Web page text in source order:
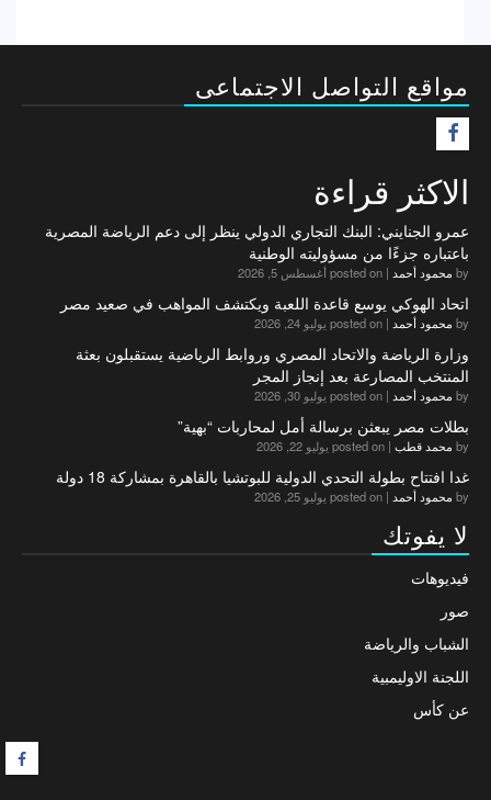
مواقع التواصل الاجتماعى
الاكثر قراءة
عمرو الجنايني: البنك التجاري الدولي ينظر إلى دعم الرياضة المصرية
باعتباره جزءًا من مسؤوليته الوطنية
by محمود أحمد | posted on أغسطس 5, 2026
اتحاد الهوكي يوسع قاعدة اللعبة ويكتشف المواهب في صعيد مصر
by محمود أحمد | posted on يوليو 24, 2026
وزارة الرياضة والاتحاد المصري وروابط الرياضية يستقبلون بعثة
المنتخب المصارعة بعد إنجاز المجر
by محمود أحمد | posted on يوليو 30, 2026
بطلات مصر يبعثن برسالة أمل لمحاربات “بهية”
by محمد قطب | posted on يوليو 22, 2026
غدا افتتاح بطولة التحدي الدولية للبوتشيا بالقاهرة بمشاركة 18 دولة
by محمود أحمد | posted on يوليو 25, 2026
لا يفوتك
فيديوهات
صور
الشباب والرياضة
اللجنة الاوليمبية
عن كأس
F